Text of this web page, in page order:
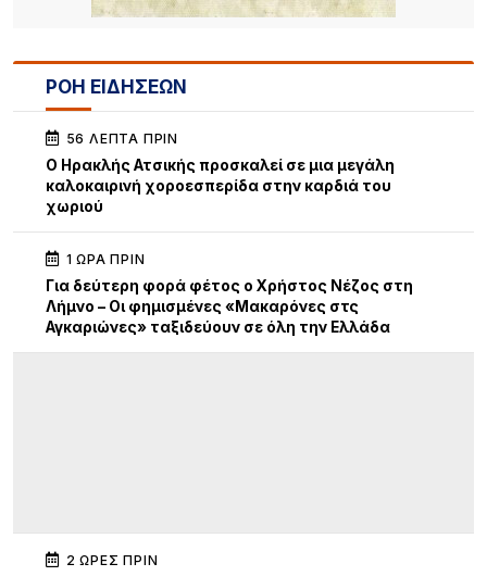
ΡΟΗ ΕΙΔΗΣΕΩΝ
56 ΛΕΠΤΆ ΠΡΙΝ
Ο Ηρακλής Ατσικής προσκαλεί σε μια μεγάλη
καλοκαιρινή χοροεσπερίδα στην καρδιά του
χωριού
1 ΏΡΑ ΠΡΙΝ
Για δεύτερη φορά φέτος ο Χρήστος Νέζος στη
Λήμνο – Οι φημισμένες «Μακαρόνες στς
Αγκαριώνες» ταξιδεύουν σε όλη την Ελλάδα
2 ΏΡΕΣ ΠΡΙΝ